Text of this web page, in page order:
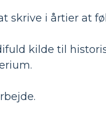
skrive i årtier at
kilde til